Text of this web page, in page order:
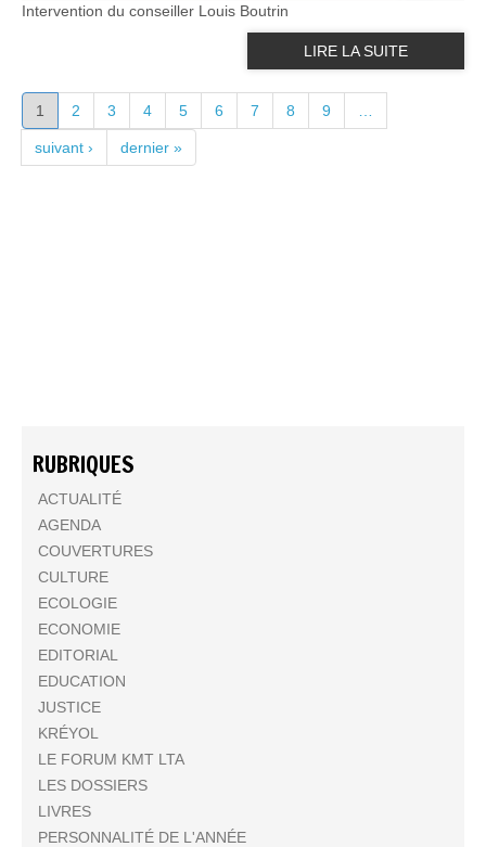
Intervention du conseiller Louis Boutrin
LIRE LA SUITE
PAGES
1 2 3 4 5 6 7 8 9
suivant › dernier »
RUBRIQUES
ACTUALITÉ
AGENDA
COUVERTURES
CULTURE
ECOLOGIE
ECONOMIE
EDITORIAL
EDUCATION
JUSTICE
KRÉYOL
LE FORUM KMT LTA
LES DOSSIERS
LIVRES
PERSONNALITÉ DE L'ANNÉE